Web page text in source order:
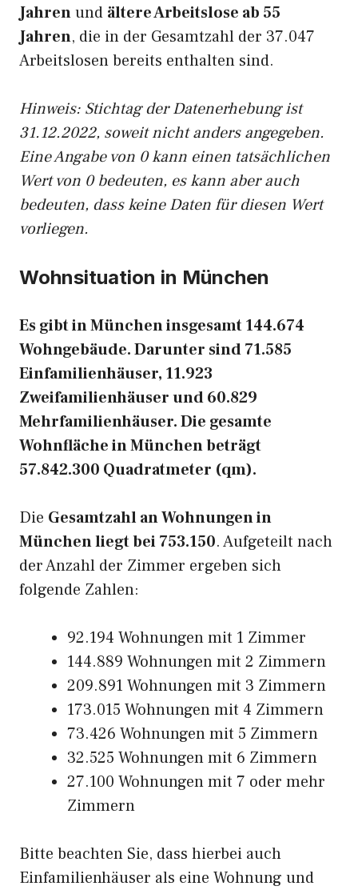
Jahrenund ältere Arbeitslose ab 55
Jahren, die in der Gesamtzahl der 37.047
Arbeitslosen bereits enthalten sind.
Hinweis: Stichtag der Datenerhebung ist
31.12.2022, soweit nicht anders angegeben.
Eine Angabe von 0 kann einen tatsächlichen
Wert von 0 bedeuten, es kann aber auch
bedeuten, dass keine Daten für diesen Wert
vorliegen.
Wohnsituation in München
Es gibt in München insgesamt 144.674
Wohngebäude. Darunter sind 71.585
Einfamilienhäuser, 11.923
Zweifamilienhäuser und 60.829
Mehrfamilienhäuser. Die gesamte
Wohnfläche in München beträgt
57.842.300 Quadratmeter (qm).
Die Gesamtzahl an Wohnungen in
München liegt bei 753.150. Aufgeteilt nach
der Anzahl der Zimmer ergeben sich
folgende Zahlen:
92.194 Wohnungen mit 1 Zimmer
144.889 Wohnungen mit 2 Zimmern
209.891 Wohnungen mit 3 Zimmern
173.015 Wohnungen mit 4 Zimmern
73.426 Wohnungen mit 5 Zimmern
32.525 Wohnungen mit 6 Zimmern
27.100 Wohnungen mit 7 oder mehr
Zimmern
Bitte beachten Sie, dass hierbei auch
Einfamilienhäuser als eine Wohnung und